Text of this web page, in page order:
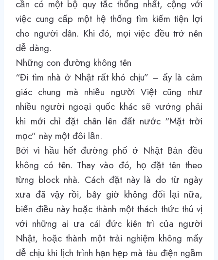
cần có một bộ quy tắc thống nhất, cộng với
việc cung cấp một hệ thống tìm kiếm tiện lợi
cho người dân. Khi đó, mọi việc đều trở nên
dễ dàng.
Những con đường không tên
“Đi tìm nhà ở Nhật rất khó chịu” – ấy là cảm
giác chung mà nhiều người Việt cũng như
nhiều người ngoại quốc khác sẽ vướng phải
khi mới chỉ đặt chân lên đất nước “Mặt trời
mọc” này một đôi lần.
Bởi vì hầu hết đường phố ở Nhật Bản đều
không có tên. Thay vào đó, họ đặt tên theo
từng block nhà. Cách đặt này là do từ ngày
xưa đã vậy rồi, bây giờ không đổi lại nữa,
biến điều này hoặc thành một thách thức thú vị
với những ai ưa cái đức kiên trì của người
Nhật, hoặc thành một trải nghiệm không mấy
dễ chịu khi lịch trình hạn hẹp mà tàu điện ngầm